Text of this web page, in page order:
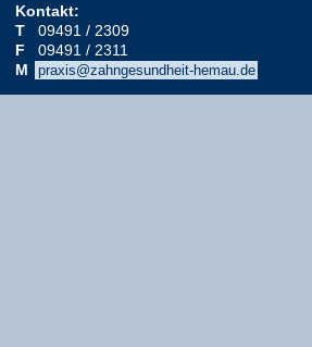
Kontakt:
T
09491 / 2309
F
09491 / 2311
M
praxis@zahngesundheit-hemau.de